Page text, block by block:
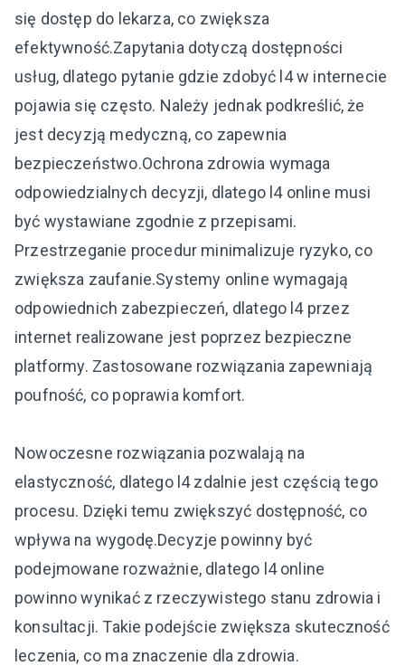
się dostęp do lekarza, co zwiększa
efektywność.Zapytania dotyczą dostępności
usług, dlatego pytanie gdzie zdobyć l4 w internecie
pojawia się często. Należy jednak podkreślić, że
jest decyzją medyczną, co zapewnia
bezpieczeństwo.Ochrona zdrowia wymaga
odpowiedzialnych decyzji, dlatego l4 online musi
być wystawiane zgodnie z przepisami.
Przestrzeganie procedur minimalizuje ryzyko, co
zwiększa zaufanie.Systemy online wymagają
odpowiednich zabezpieczeń, dlatego l4 przez
internet realizowane jest poprzez bezpieczne
platformy. Zastosowane rozwiązania zapewniają
poufność, co poprawia komfort.
Nowoczesne rozwiązania pozwalają na
elastyczność, dlatego l4 zdalnie jest częścią tego
procesu. Dzięki temu zwiększyć dostępność, co
wpływa na wygodę.Decyzje powinny być
podejmowane rozważnie, dlatego l4 online
powinno wynikać z rzeczywistego stanu zdrowia i
konsultacji. Takie podejście zwiększa skuteczność
leczenia, co ma znaczenie dla zdrowia.